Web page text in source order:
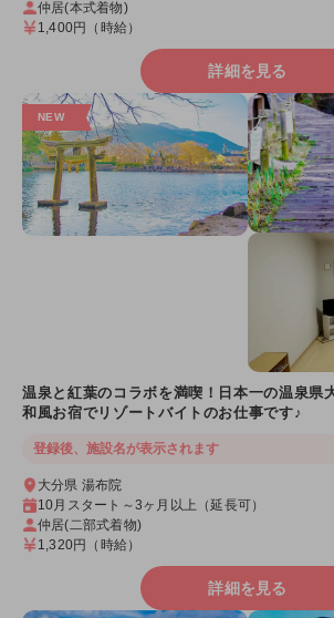
仲居(本式着物)
1,400円
（時給）
詳細を見る
温泉と紅葉のコラボを満喫！日本一の温泉
和風お宿でリゾートバイトのお仕事です♪
登録後、施設名が表示されます
大分県 湯布院
10月スタート～3ヶ月以上（延長可）
仲居(二部式着物)
1,320円
（時給）
詳細を見る